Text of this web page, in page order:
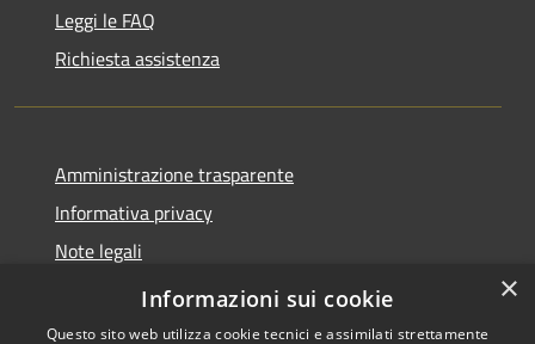
Leggi le FAQ
Richiesta assistenza
Amministrazione trasparente
Informativa privacy
Note legali
Dichiarazione di accessibilità
×
Informazioni sui cookie
Questo sito web utilizza cookie tecnici e assimilati strettamente